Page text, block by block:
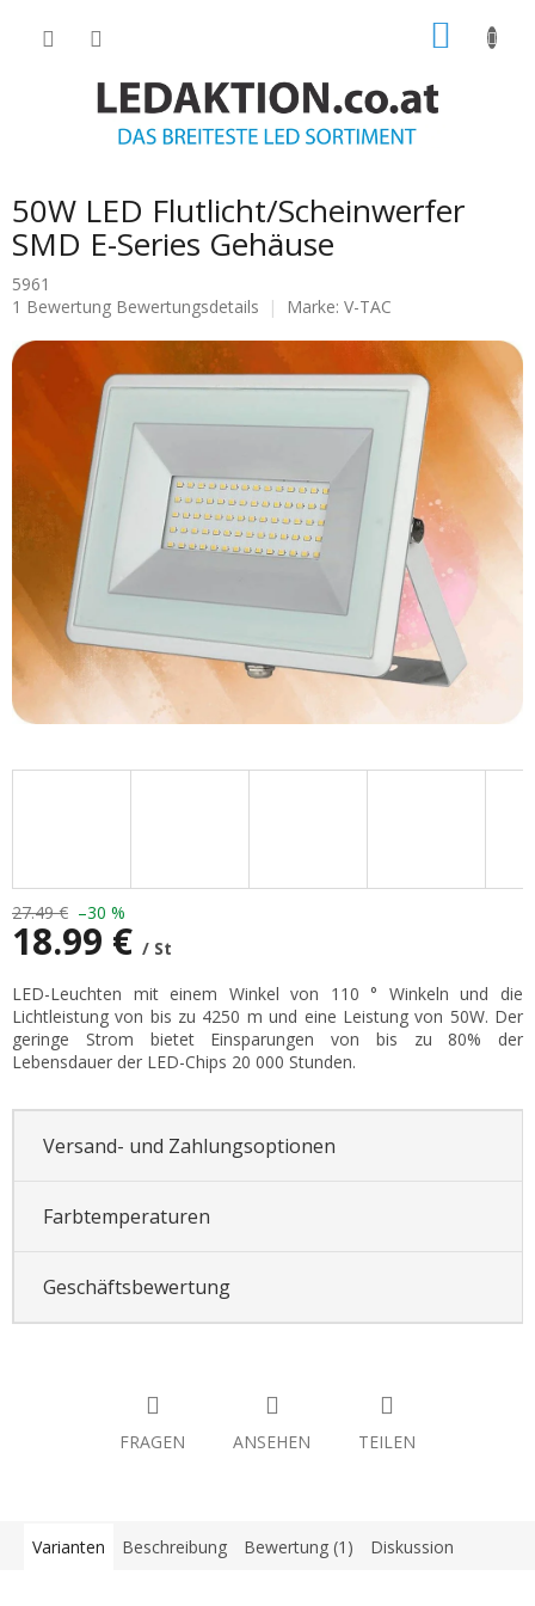
50W LED Flutlicht/Scheinwerfer
SMD E-Series Gehäuse
5961
Die
Produktbewertung
1 Bewertung Bewertungsdetails Marke: V-TAC
27.49 € –30 %
18.99 € / St
Verkaufspreis:
LED-Leuchten mit einem Winkel von 110 ° Winkeln und die
Lichtleistung von bis zu 4250 m und eine Leistung von 50W. Der
geringe Strom bietet Einsparungen von bis zu 80% der
Lebensdauer der LED-Chips 20 000 Stunden.
Versand- und Zahlungsoptionen
Farbtemperaturen
Geschäftsbewertung
FRAGEN ANSEHEN TEILEN
Varianten Beschreibung Bewertung (1) Diskussion